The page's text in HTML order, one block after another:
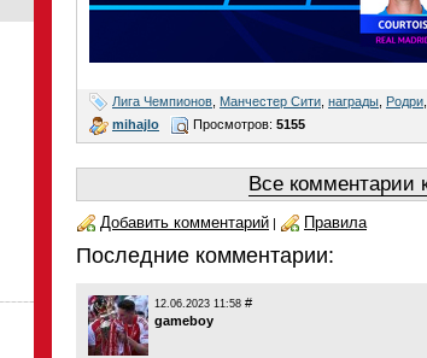
Лига Чемпионов Манчестер Сити награды Родри
mihajlo
Просмотров: 5155
Все комментарии
Добавить комментарий | Правила
Последние комментарии:
12.06.2023 11:58 #
gameboy